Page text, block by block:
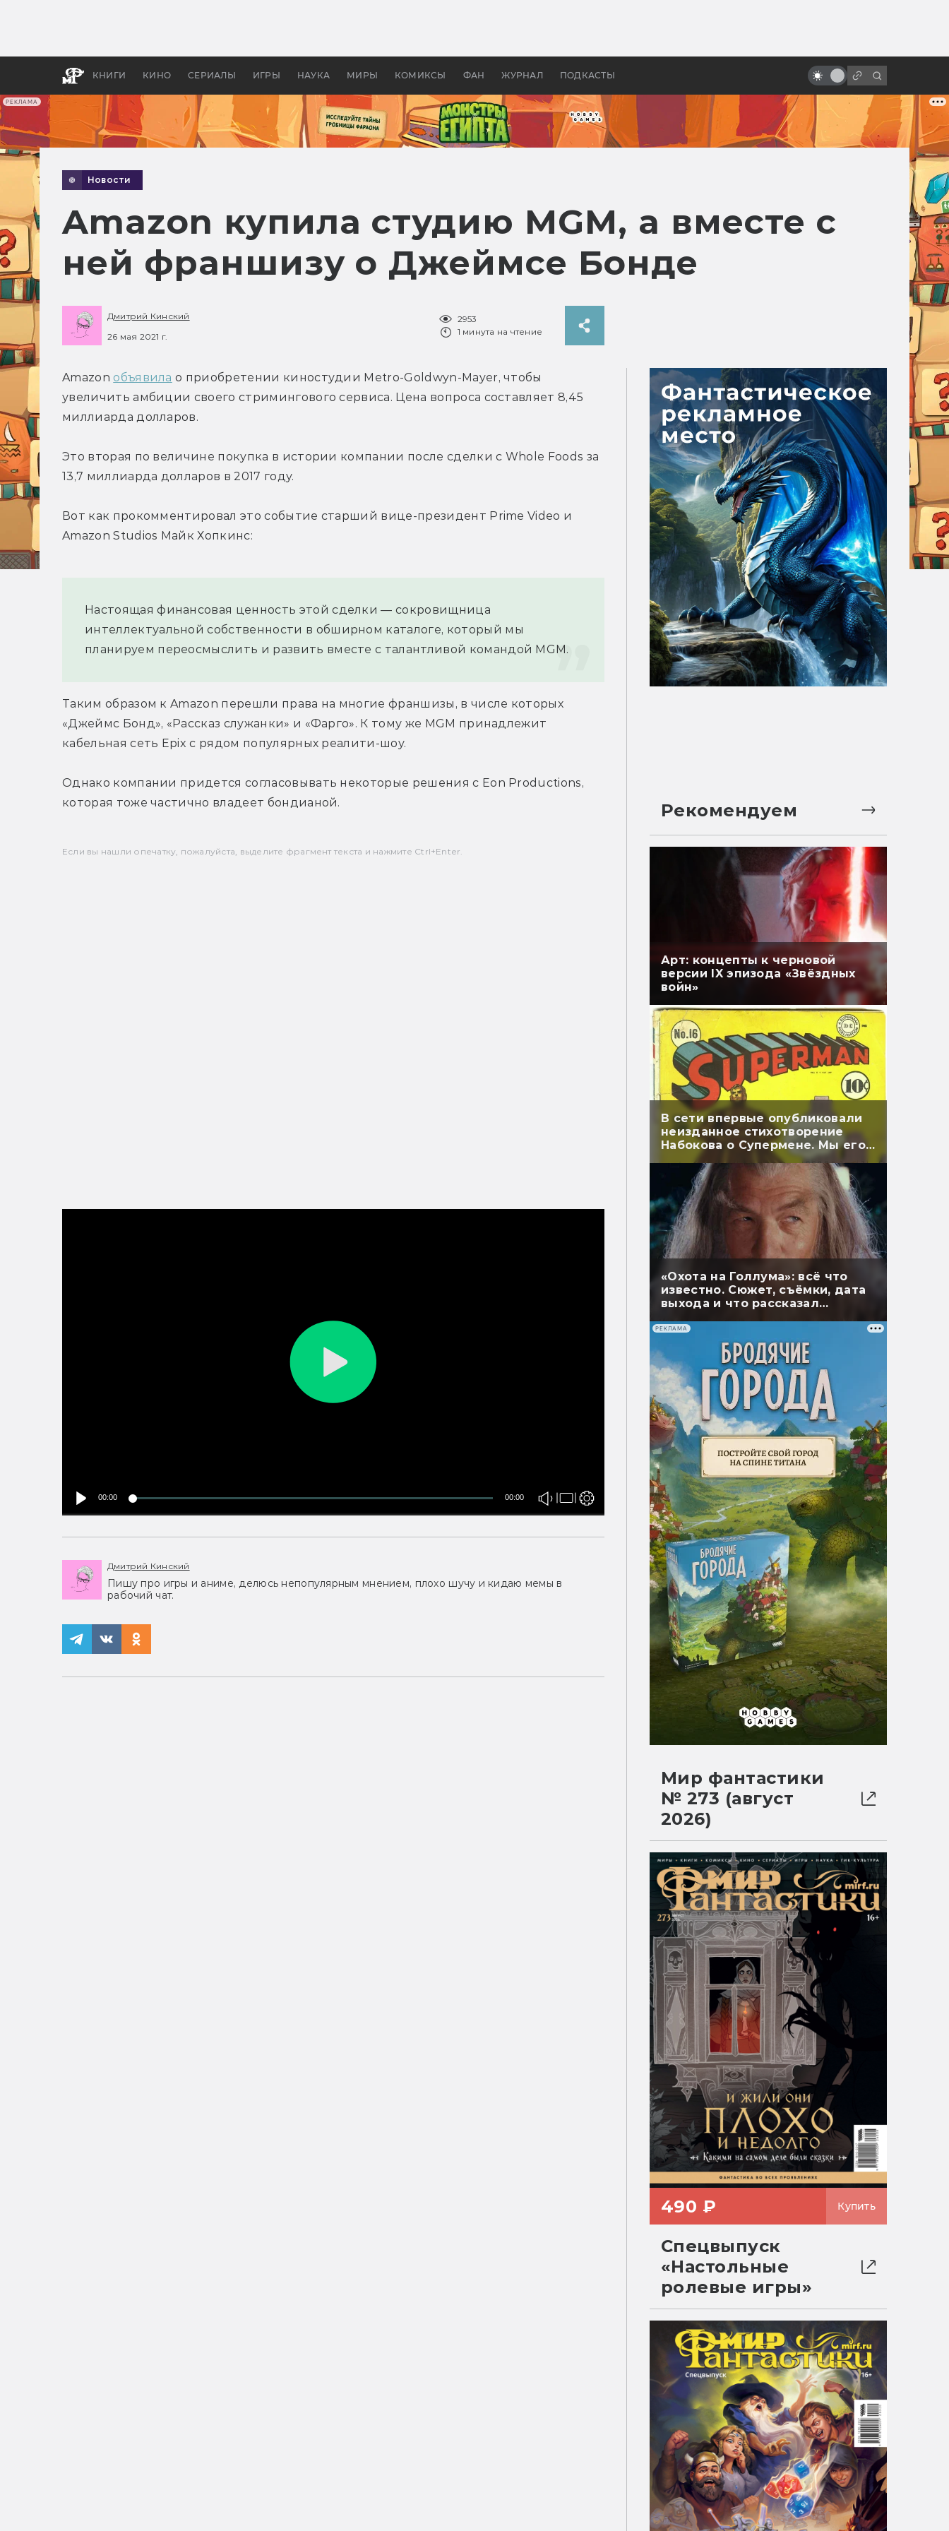
РЕКЛАМА
КНИГИ КИНО СЕРИАЛЫ ИГРЫ НАУКА МИРЫ КОМИКСЫ ФАН ЖУРНАЛ ПОДКАСТЫ
апокалипсис, в России —
бы «Властелина колец»
прежний финал «Звёздных войн»
Новости
Amazon купила студию MGM, а вместе с
ней франшизу о Джеймсе Бонде
Дмитрий Кинский
26 мая 2021 г.
2953
1 минута на чтение
Amazon объявила о приобретении киностудии Metro-Goldwyn-Mayer, чтобы
увеличить амбиции своего стримингового сервиса. Цена вопроса составляет 8,45
миллиарда долларов.
Это вторая по величине покупка в истории компании после сделки с Whole Foods за
13,7 миллиарда долларов в 2017 году.
Вот как прокомментировал это событие старший вице-президент Prime Video и
Amazon Studios Майк Хопкинс:
Настоящая финансовая ценность этой сделки — сокровищница
интеллектуальной собственности в обширном каталоге, который мы
планируем переосмыслить и развить вместе с талантливой командой MGM.
Таким образом к Amazon перешли права на многие франшизы, в числе которых
«Джеймс Бонд», «Рассказ служанки» и «Фарго». К тому же MGM принадлежит
кабельная сеть Epix c рядом популярных реалити-шоу.
Однако компании придется согласовывать некоторые решения с Eon Productions,
которая тоже частично владеет бондианой.
Если вы нашли опечатку, пожалуйста, выделите фрагмент текста и нажмите Ctrl+Enter.
00:00 00:00
Дмитрий Кинский
Пишу про игры и аниме, делюсь непопулярным мнением, плохо шучу и кидаю мемы в
рабочий чат.
Рекомендуем
Арт: концепты к черновой
версии IX эпизода «Звёздных
войн»
В сети впервые опубликовали
неизданное стихотворение
Набокова о Супермене. Мы его
перевели
«Охота на Голлума»: всё что
известно. Сюжет, съёмки, дата
выхода и что рассказал
РЕКЛАМА
Мир фантастики
№ 273 (август
2026)
490 ₽ Купить
Спецвыпуск
«Настольные
ролевые игры»